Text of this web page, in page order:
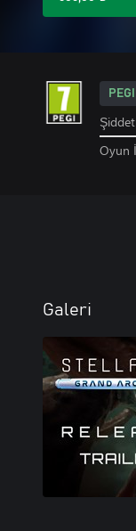
Şiddet
Oyun
Galeri